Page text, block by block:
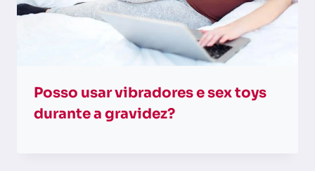
Posso usar vibradores e sex toys
durante a gravidez?